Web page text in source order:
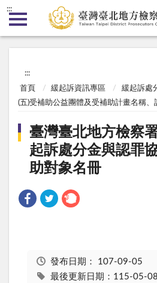
:::
:::
首頁 緩起訴資訊專區
緩起訴處
(五)受補助公益團體及受補助計畫名稱、
臺灣臺北地方檢察
起訴處分金與認罪
助對象名冊
發布日期： 107-09-05
最後更新日期：115-05-08